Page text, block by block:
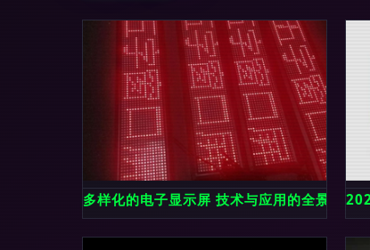
多样化的电子显示屏 技术与应用的全景探析